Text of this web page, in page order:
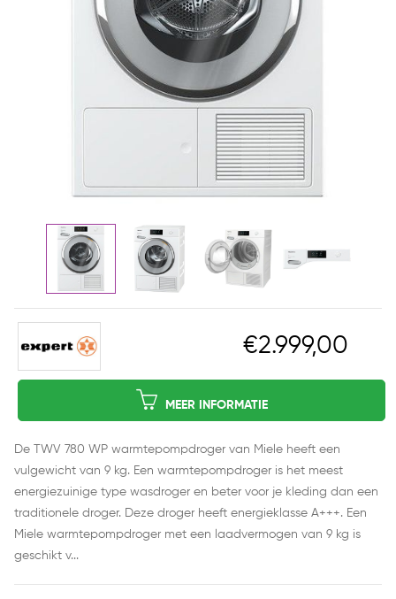
€2.999,00
MEER INFORMATIE
De TWV 780 WP warmtepompdroger van Miele heeft een
vulgewicht van 9 kg. Een warmtepompdroger is het meest
energiezuinige type wasdroger en beter voor je kleding dan een
traditionele droger. Deze droger heeft energieklasse A+++. Een
Miele warmtepompdroger met een laadvermogen van 9 kg is
geschikt v...